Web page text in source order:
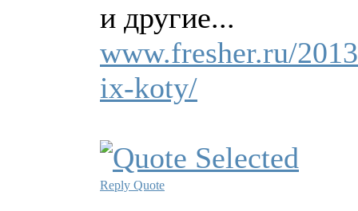
и другие...
www.fresher.ru/
ix-koty/
Reply Quote